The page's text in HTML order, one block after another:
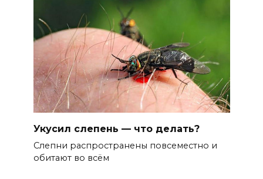
Укусил слепень — что делать?
Слепни распространены повсеместно и
обитают во всём